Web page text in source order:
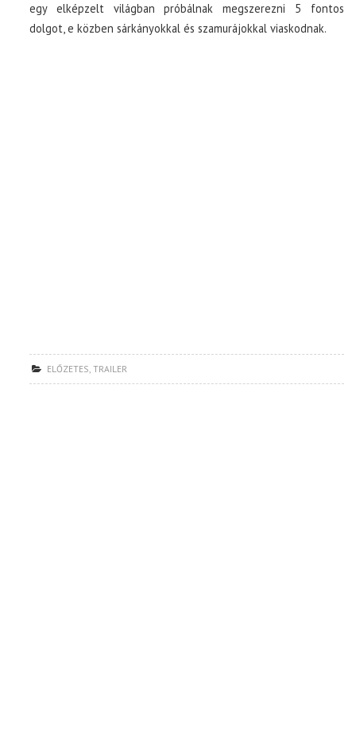
egy elképzelt világban próbálnak megszerezni 5 fontos
dolgot, e közben sárkányokkal és szamurájokkal viaskodnak.
ELŐZETES,TRAILER